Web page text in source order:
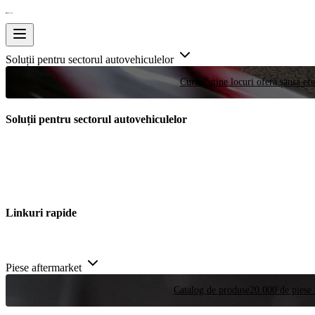
Soluții pentru sectorul autovehiculelor
Curse Puține locuri oferă șansa
Soluții pentru sectorul autovehiculelor
Linkuri rapide
Piese aftermarket
Catalog de produse 20.000 de